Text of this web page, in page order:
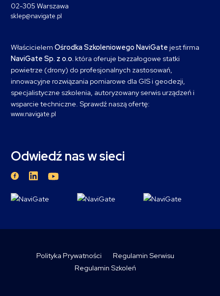
02-305 Warszawa
sklep@navigate.pl
Właścicielem Ośrodka Szkoleniowego NaviGate jest firma
NaviGate Sp. z o.o. która oferuje bezzałogowe statki
powietrze (drony) do profesjonalnych zastosowań,
innowacyjne rozwiązania pomiarowe dla GIS i geodezji,
specjalistyczne szkolenia, autoryzowany serwis urządzeń i
wsparcie techniczne. Sprawdź naszą ofertę:
www.navigate.pl
Odwiedź nas w sieci
Polityka Prywatności
Regulamin Serwisu
Regulamin Szkoleń